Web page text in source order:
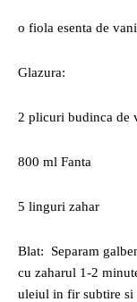
o fiola esenta de
Glazura:
2 plicuri budinca de
800 ml Fanta
5 linguri zahar
Blat: Separam
cu zaharul 1-2
uleiul in fir subtire si